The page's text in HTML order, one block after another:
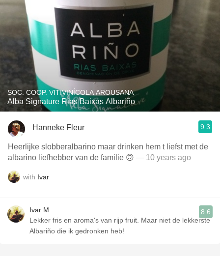
SOC. COOP. VITIVINÍCOLA AROUSANA
Alba Signature Rias Baixas Albariño
Hanneke Fleur 9.3
Heerlijke slobberalbarino maar drinken hem t liefst met de
albarino liefhebber van de familie 🙃 — 10 years ago
with Ivar
Ivar M
Lekker fris en aroma's van rijp fruit. Maar niet de lekkerste
Albariño die ik gedronken heb!
8.6